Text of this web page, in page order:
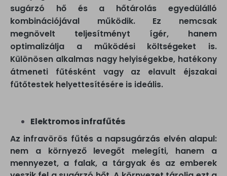
sugárzó hő és a hőtárolás egyedülálló
kombinációjával működik. Ez nemcsak
megnövelt teljesítményt ígér, hanem
optimalizálja a működési költségeket is.
Különösen alkalmas nagy helyiségekbe, hatékony
átmeneti fűtésként vagy az elavult éjszakai
fűtőtestek helyettesítésére is ideális.
Elektromos infrafűtés
Az infravörös fűtés a napsugárzás elvén alapul:
nem a környező levegőt melegíti, hanem a
mennyezet, a falak, a tárgyak és az emberek